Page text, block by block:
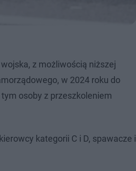
z możliwością niższej
w 2024 roku do
osoby z przeszkoleniem
kategorii C i D, spawacze i